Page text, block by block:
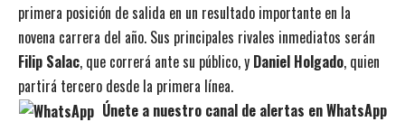
primera posición de salida en un resultado importante en la
novena carrera del año. Sus principales rivales inmediatos serán
Filip Salac, que correrá ante su público, y Daniel Holgado, quien
partirá tercero desde la primera línea.
Únete a nuestro canal de alertas en WhatsApp